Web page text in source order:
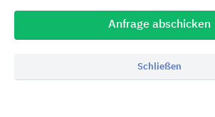
Alle Inhalte von WERZALIT
Ausschreibungstexte
Anfrage abschicken
Schließen